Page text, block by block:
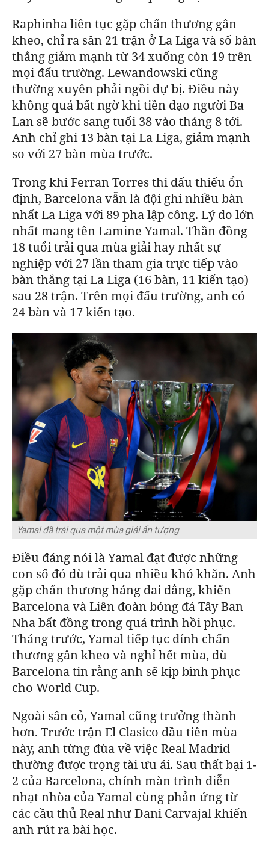
Raphinha liên tục gặp chấn thương gân
kheo, chỉ ra sân 21 trận ở La Liga và số bàn
thắng giảm mạnh từ 34 xuống còn 19 trên
mọi đấu trường. Lewandowski cũng
thường xuyên phải ngồi dự bị. Điều này
không quá bất ngờ khi tiền đạo người Ba
Lan sẽ bước sang tuổi 38 vào tháng 8 tới.
Anh chỉ ghi 13 bàn tại La Liga, giảm mạnh
so với 27 bàn mùa trước.
Trong khi Ferran Torres thi đấu thiếu ổn
định, Barcelonavẫn là đội ghi nhiều bàn
nhất La Liga với 89 pha lập công. Lý do lớn
nhất mang tên Lamine Yamal. Thần đồng
18 tuổi trải qua mùa giải hay nhất sự
nghiệp với 27 lần tham gia trực tiếp vào
bàn thắng tại La Liga (16 bàn, 11 kiến tạo)
sau 28 trận. Trên mọi đấu trường, anh có
24 bàn và 17 kiến tạo.
Yamal đã trải qua một mùa giải ấn tượng
Điều đáng nói là Yamal đạt được những
con số đó dù trải qua nhiều khó khăn. Anh
gặp chấn thương háng dai dẳng, khiến
Barcelonavà Liên đoàn bóng đá Tây Ban
Nha bất đồng trong quá trình hồi phục.
Tháng trước, Yamal tiếp tục dính chấn
thương gân kheo và nghỉ hết mùa, dù
Barcelonatin rằng anh sẽ kịp bình phục
cho World Cup.
Ngoài sân cỏ, Yamal cũng trưởng thành
hơn. Trước trận El Clasico đầu tiên mùa
này, anh từng đùa về việc Real Madrid
thường được trọng tài ưu ái. Sau thất bại 1-
2 củaBarcelona, chính màn trình diễn
nhạt nhòa của Yamal cùng phản ứng từ
các cầu thủ Real như Dani Carvajal khiến
anh rút ra bài học.